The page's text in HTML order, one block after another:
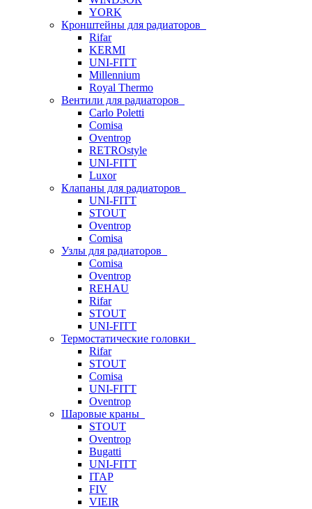
YORK
Кронштейны для радиаторов
Rifar
KERMI
UNI-FITT
Millennium
Royal Thermo
Вентили для радиаторов
Carlo Poletti
Comisa
Oventrop
RETROstyle
UNI-FITT
Luxor
Клапаны для радиаторов
UNI-FITT
STOUT
Oventrop
Comisa
Узлы для радиаторов
Comisa
Oventrop
REHAU
Rifar
STOUT
UNI-FITT
Термостатические головки
Rifar
STOUT
Comisa
UNI-FITT
Oventrop
Шаровые краны
STOUT
Oventrop
Bugatti
UNI-FITT
ITAP
FIV
VIEIR